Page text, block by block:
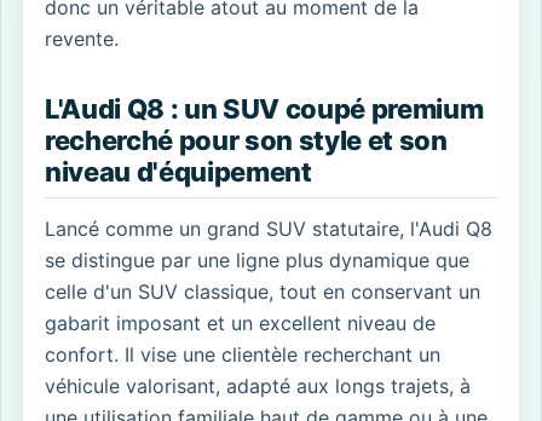
donc un véritable atout au moment de la
revente.
L'Audi Q8 : un SUV coupé premium
recherché pour son style et son
niveau d'équipement
Lancé comme un grand SUV statutaire, l'Audi Q8
se distingue par une ligne plus dynamique que
celle d'un SUV classique, tout en conservant un
gabarit imposant et un excellent niveau de
confort. Il vise une clientèle recherchant un
véhicule valorisant, adapté aux longs trajets, à